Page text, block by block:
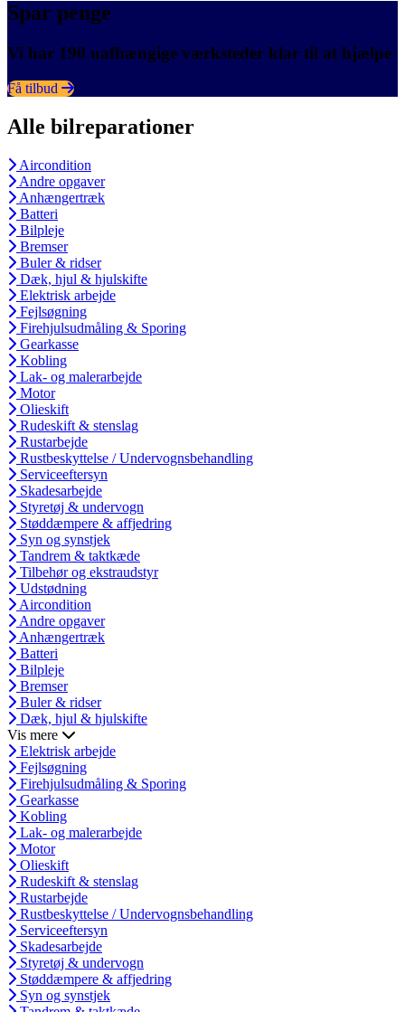
Spar penge
Vi har 190 uafhængige værksteder klar til at hjælpe
Få tilbud
Alle bilreparationer
Aircondition
Andre opgaver
Anhængertræk
Batteri
Bilpleje
Bremser
Buler & ridser
Dæk, hjul & hjulskifte
Elektrisk arbejde
Fejlsøgning
Firehjulsudmåling & Sporing
Gearkasse
Kobling
Lak- og malerarbejde
Motor
Olieskift
Rudeskift & stenslag
Rustarbejde
Rustbeskyttelse / Undervognsbehandling
Serviceeftersyn
Skadesarbejde
Styretøj & undervogn
Støddæmpere & affjedring
Syn og synstjek
Tandrem & taktkæde
Tilbehør og ekstraudstyr
Udstødning
Aircondition
Andre opgaver
Anhængertræk
Batteri
Bilpleje
Bremser
Buler & ridser
Dæk, hjul & hjulskifte
Vis mere
Elektrisk arbejde
Fejlsøgning
Firehjulsudmåling & Sporing
Gearkasse
Kobling
Lak- og malerarbejde
Motor
Olieskift
Rudeskift & stenslag
Rustarbejde
Rustbeskyttelse / Undervognsbehandling
Serviceeftersyn
Skadesarbejde
Styretøj & undervogn
Støddæmpere & affjedring
Syn og synstjek